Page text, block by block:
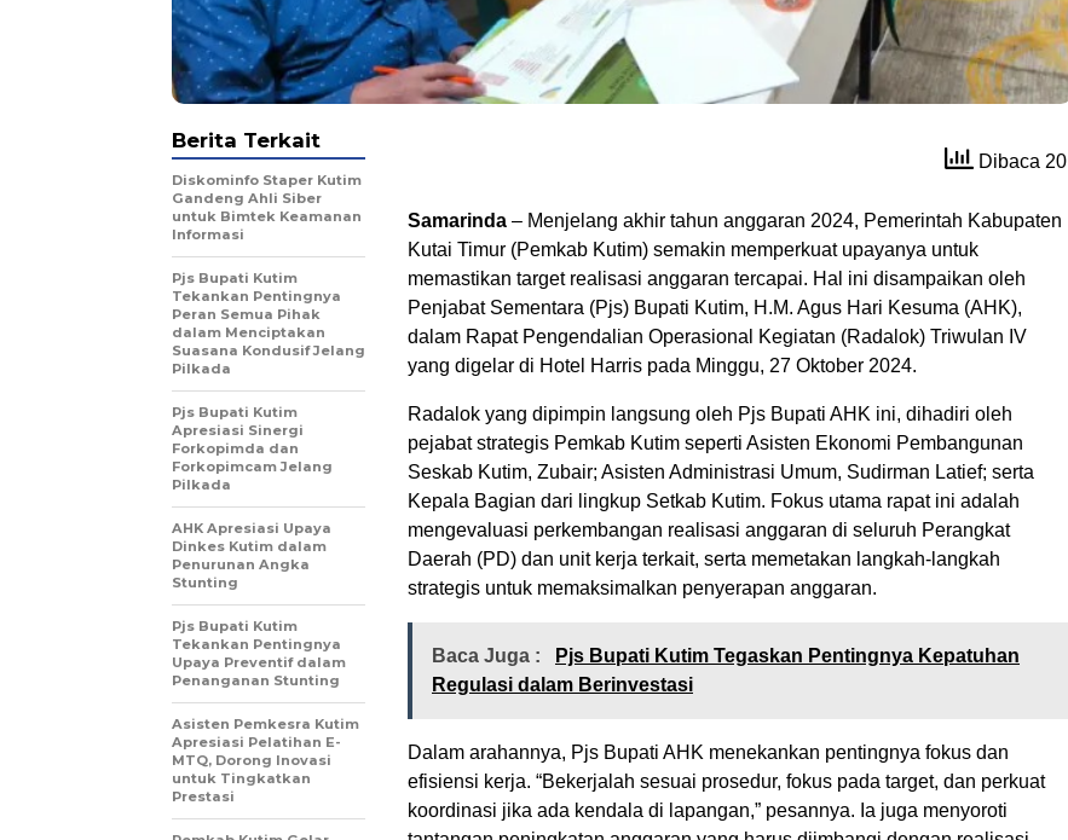
Dibaca 20
Samarinda – Menjelang akhir tahun anggaran 2024, Pemerintah Kabupaten
Kutai Timur (Pemkab Kutim) semakin memperkuat upayanya untuk
memastikan target realisasi anggaran tercapai. Hal ini disampaikan oleh
Penjabat Sementara (Pjs) Bupati Kutim, H.M. Agus Hari Kesuma (AHK),
dalam Rapat Pengendalian Operasional Kegiatan (Radalok) Triwulan IV
yang digelar di Hotel Harris pada Minggu, 27 Oktober 2024.
Radalok yang dipimpin langsung oleh Pjs Bupati AHK ini, dihadiri oleh
pejabat strategis Pemkab Kutim seperti Asisten Ekonomi Pembangunan
Seskab Kutim, Zubair; Asisten Administrasi Umum, Sudirman Latief; serta
Kepala Bagian dari lingkup Setkab Kutim. Fokus utama rapat ini adalah
mengevaluasi perkembangan realisasi anggaran di seluruh Perangkat
Daerah (PD) dan unit kerja terkait, serta memetakan langkah-langkah
strategis untuk memaksimalkan penyerapan anggaran.
Baca Juga :
Pjs Bupati Kutim Tegaskan Pentingnya Kepatuhan
Regulasi dalam Berinvestasi
Dalam arahannya, Pjs Bupati AHK menekankan pentingnya fokus dan
efisiensi kerja. “Bekerjalah sesuai prosedur, fokus pada target, dan perkuat
koordinasi jika ada kendala di lapangan,” pesannya. Ia juga menyoroti
Berita Terkait
Diskominfo Staper Kutim
Gandeng Ahli Siber
untuk Bimtek Keamanan
Informasi
Pjs Bupati Kutim
Tekankan Pentingnya
Peran Semua Pihak
dalam Menciptakan
Suasana Kondusif Jelang
Pilkada
Pjs Bupati Kutim
Apresiasi Sinergi
Forkopimda dan
Forkopimcam Jelang
Pilkada
AHK Apresiasi Upaya
Dinkes Kutim dalam
Penurunan Angka
Stunting
Pjs Bupati Kutim
Tekankan Pentingnya
Upaya Preventif dalam
Penanganan Stunting
Asisten Pemkesra Kutim
Apresiasi Pelatihan E-
MTQ, Dorong Inovasi
untuk Tingkatkan
Prestasi